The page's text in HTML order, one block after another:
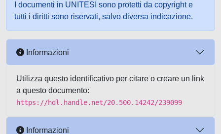
I documenti in UNITESI sono protetti da copyright e
tutti i diritti sono riservati, salvo diversa indicazione.
Informazioni
Utilizza questo identificativo per citare o creare un link
a questo documento:
https://hdl.handle.net/20.500.14242/239099
Informazioni